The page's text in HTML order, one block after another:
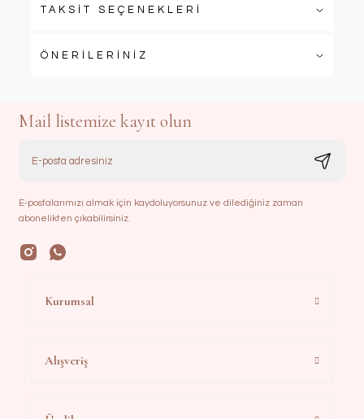
TAKSİT SEÇENEKLERİ
ÖNERİLERİNİZ
Mail listemize kayıt olun
E-postalarımızı almak için kaydoluyorsunuz ve dilediğiniz zaman
abonelikten çıkabilirsiniz.
Kurumsal
Alışveriş